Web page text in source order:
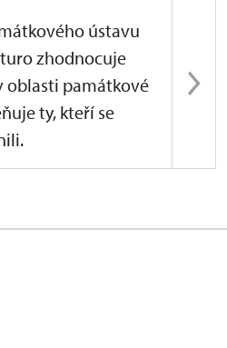
ústavu
zhodnocuje
oblasti památkové
ty, kteří se